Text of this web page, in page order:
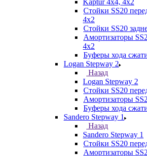
Kaptur 4х4, 4х2
Стойки SS20
4x2
Стойки SS20
Амортизаторы
4х2
Буферы хода
Logan Stepway 2
Назад
Logan Stepway 2
Стойки SS20
Амортизаторы
Буферы хода
Sandero Stepway 1
Назад
Sandero Stepway 1
Стойки SS20
Амортизаторы